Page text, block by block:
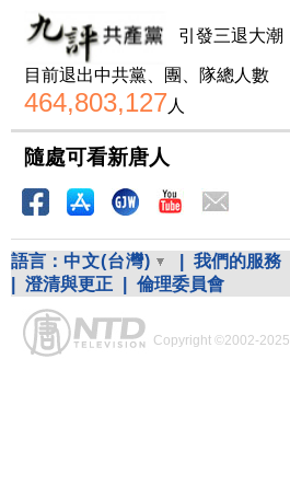
引發三退大潮
目前退出中共黨、團、隊總人數
464,803,127人
隨處可看新唐人
語言： 中文(台灣) 我們的服務
澄清與更正 倫理委員會
Copyright ©2002-2025